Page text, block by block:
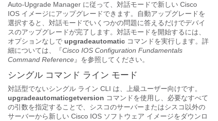
Auto-Upgrade Manager に従って、対話モードで新しい Cisco
IOS イメージにアップグレードできます。自動アップグレードを
選択すると、対話モードでいくつかの問題に答えるだけでデバイ
スのアップグレードが完了します。対話モードを開始するには、
オプションなしで upgradeautomatic コマンドを実行します。詳
細については、『Cisco IOS Configuration Fundamentals
Command Reference』を参照してください。
シングル コマンド ライン モード
対話型でないシングル ライン CLI は、上級ユーザー向けです。
upgradeautomaticgetversion コマンドを使用し、必要なすべて
の引数を指定することで、シスコのサーバーまたはシスコ以外の
サーバーから新しい Cisco IOS ソフトウェア イメージをダウンロ